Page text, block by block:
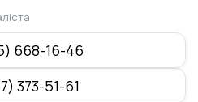
668-16-46
373-51-61